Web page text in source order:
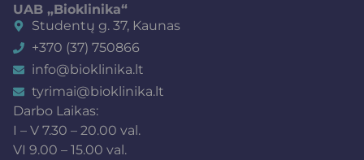
UAB „Bioklinika“
Studentų g. 37, Kaunas
+370 (37) 750866
info@bioklinika.lt
tyrimai@bioklinika.lt
Darbo Laikas:
I – V 7.30 – 20.00 val.
VI 9.00 – 15.00 val.